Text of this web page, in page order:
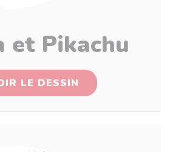
et Pikachu
LE DESSIN